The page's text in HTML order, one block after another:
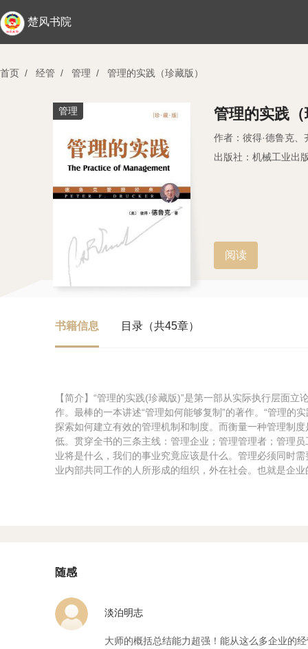
楚风书院
首页 / 经管 / 管理 / 管理的实践（珍藏版）
管理 管理的实践
作者：彼得·德鲁克、
出版社：机械工业出
阅读
书籍信息 目录（共45章）
【简介】“管理的实践(珍藏版)”是第一部从实际执行层面
作。最棒的一本讲述“管理如何能够复制”的著作。“管理的
探索如何建立有效的管理机制和制度。而衡量一种管理制
低。贯穿全书的三条主线：管理企业；管理管理者；管理
业将是什么，我们的事业究竟应该是什么。管理必须同时
业内部共同工作的人所形成的组织，外在社会。也就是企
随感
淡泊明志
大师的概括总结能力超强！能从这么多企业的